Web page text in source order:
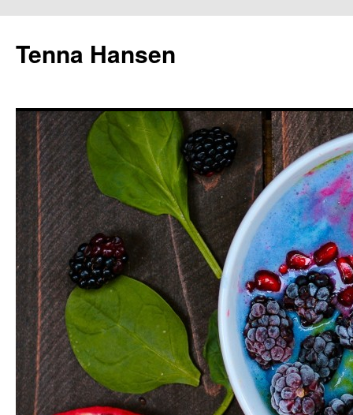
Tenna Hansen